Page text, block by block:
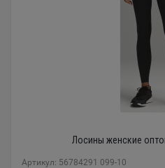
Лосины женские
Артикул: 56784291 099-10